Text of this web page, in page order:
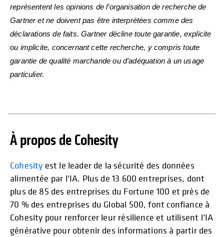
représentent les opinions de l’organisation de recherche de
Gartner et ne doivent pas être interprétées comme des
déclarations de faits. Gartner décline toute garantie, explicite
ou implicite, concernant cette recherche, y compris toute
garantie de qualité marchande ou d’adéquation à un usage
particulier.
À propos de Cohesity
Cohesity est le leader de la sécurité des données
alimentée par l'IA. Plus de 13 600 entreprises, dont
plus de 85 des entreprises du Fortune 100 et près de
70 % des entreprises du Global 500, font confiance à
Cohesity pour renforcer leur résilience et utilisent l’IA
générative pour obtenir des informations à partir des